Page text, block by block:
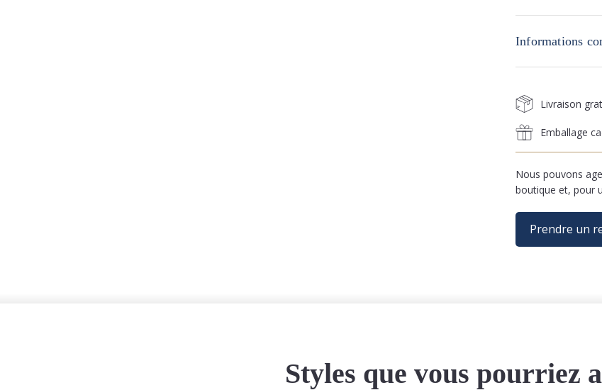
Informations
Livraison
Emballage
Nous pouvons
boutique et, pour
Prendre un
Styles que vous pourriez